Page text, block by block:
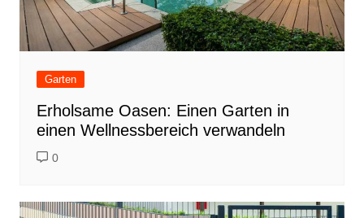
Garten
Erholsame Oasen: Einen Garten in
einen Wellnessbereich verwandeln
0